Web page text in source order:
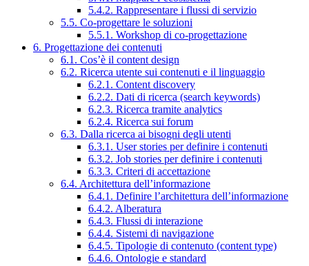
5.4.2. Rappresentare i flussi di servizio
5.5. Co-progettare le soluzioni
5.5.1. Workshop di co-progettazione
6. Progettazione dei contenuti
6.1. Cos’è il content design
6.2. Ricerca utente sui contenuti e il linguaggio
6.2.1. Content discovery
6.2.2. Dati di ricerca (search keywords)
6.2.3. Ricerca tramite analytics
6.2.4. Ricerca sui forum
6.3. Dalla ricerca ai bisogni degli utenti
6.3.1. User stories per definire i contenuti
6.3.2. Job stories per definire i contenuti
6.3.3. Criteri di accettazione
6.4. Architettura dell’informazione
6.4.1. Definire l’architettura dell’informazione
6.4.2. Alberatura
6.4.3. Flussi di interazione
6.4.4. Sistemi di navigazione
6.4.5. Tipologie di contenuto (content type)
6.4.6. Ontologie e standard